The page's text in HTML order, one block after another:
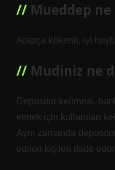
Mueddep ne
Arapça kökenli, iyi
Mudiniz ne
Depositor kelimesi,
etmek için kullanılan
Aynı zamanda
edilen kişileri ifade